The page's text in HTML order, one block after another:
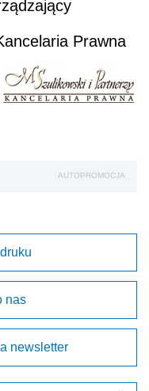
Prawna
AUTOPROMOCJA
nas
newsletter